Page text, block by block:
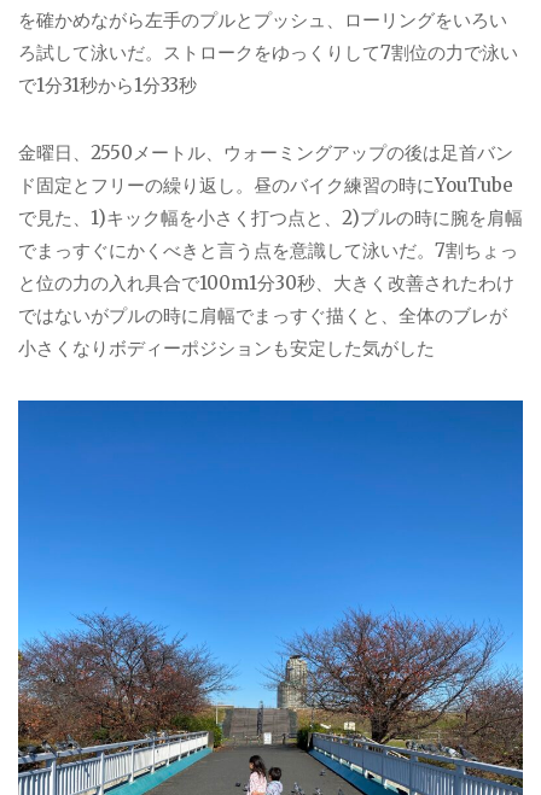
を確かめながら左手のプルとプッシュ、ローリングをいろい
ろ試して泳いだ。ストロークをゆっくりして7割位の力で泳い
で1分31秒から1分33秒
金曜日、2550メートル、ウォーミングアップの後は足首バン
ド固定とフリーの繰り返し。昼のバイク練習の時にYouTube
で見た、1)キック幅を小さく打つ点と、2)プルの時に腕を肩幅
でまっすぐにかくべきと言う点を意識して泳いだ。7割ちょっ
と位の力の入れ具合で100m1分30秒、大きく改善されたわけ
ではないがプルの時に肩幅でまっすぐ描くと、全体のブレが
小さくなりボディーポジションも安定した気がした